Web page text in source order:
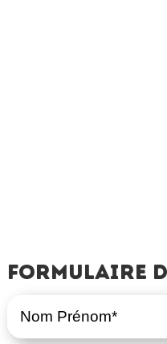
Formulaire